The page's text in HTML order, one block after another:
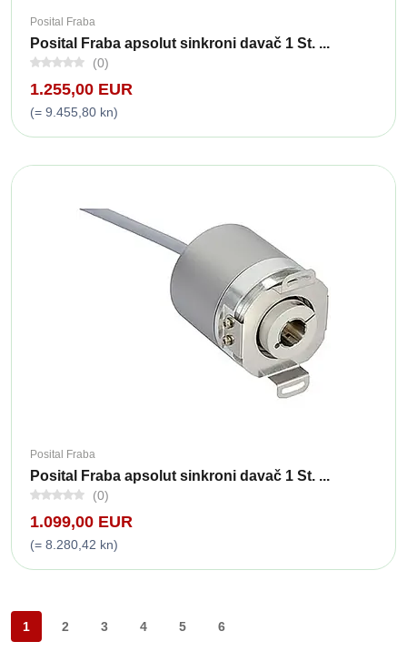
Posital Fraba
Posital Fraba apsolut sinkroni davač 1 St. ...
(0)
1.255,00 EUR
(= 9.455,80 kn)
Posital Fraba
Posital Fraba apsolut sinkroni davač 1 St. ...
(0)
1.099,00 EUR
(= 8.280,42 kn)
1 2 3 4 5 6